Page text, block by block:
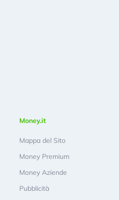
Money.it
Mappa del Sito
Money Premium
Money Aziende
Pubblicità